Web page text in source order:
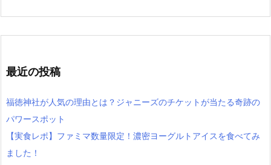
最近の投稿
福徳神社が人気の理由とは？ジャニーズのチケットが当たる奇跡の
パワースポット
【実食レポ】ファミマ数量限定！濃密ヨーグルトアイスを食べてみ
ました！